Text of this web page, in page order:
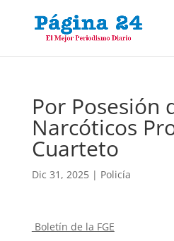
Por Posesión
Narcóticos
Cuarteto
Dic 31, 2025| Policía
Boletín de la FGE